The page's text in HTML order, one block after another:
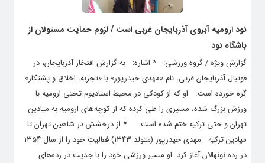
نود ارومیه آبروی آذربایجان غربی است / لزوم حمایت مسئولان از
باشگاه نود
گزارش ویژه / گروه ورزشی: * اشاره: به گزارش افتخار آذربایجان، در
فوتبال آذربایجان غربی، نام «مهدی حیدرپور» با «تجربه، اخلاق و پشتکار»
گره خورده است. او که از کودکی در محیط استادیوم تختی ارومیه با
ورزش بزرگ شده، مسیری را طی کرده که از کوچه‌های ارومیه به میادین
تهران و حتی ترکیه ختم شده است. * از درخشش در شاهین تهران تا
میادین ترکیه مهدی حیدرپور (متولد ۱۳۴۳) فعالیت خود را از سال ۱۳۵۴
در رده نونهالان آغاز کرد. او مسیر ورزشی خود را با جدیت در رده‌های